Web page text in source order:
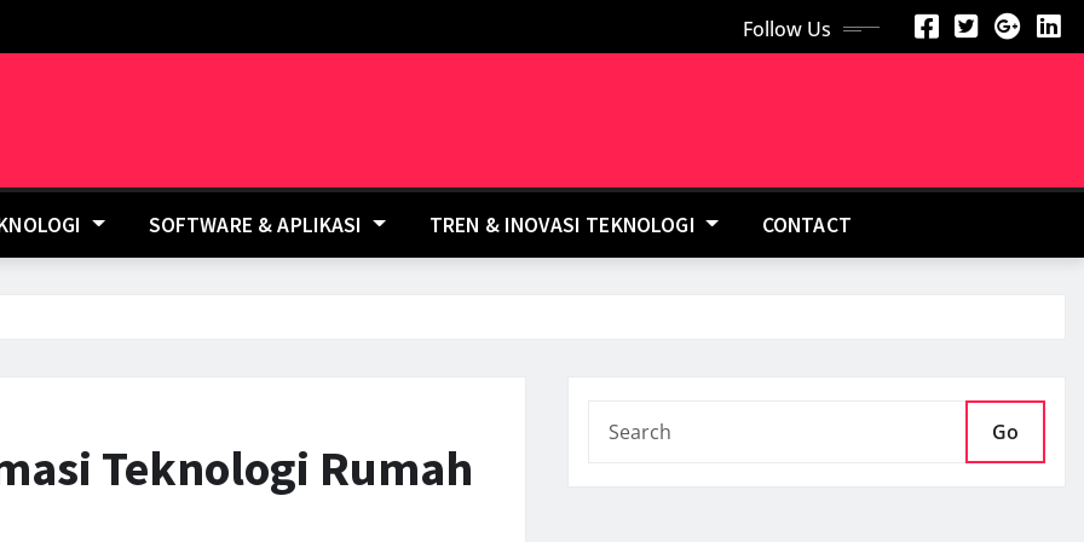
Follow Us
SOFTWARE & APLIKASI TREN & INOVASI TEKNOLOGI CONTACT
Teknologi Rumah
Go